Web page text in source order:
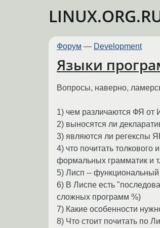
Форум — Development
Языки
Вопросы, наверно,
1) чем различаются ФЯ от
2) выносятся ли
3) являются ли регекспы
4) что почитать
формальных грамматик и
5) Лисп --
6) В Лиспе есть
сложных программ %)
7) Какие особенности
8) Что стоит почитать по